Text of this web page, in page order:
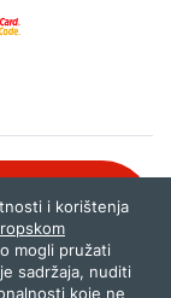
i korištenja
mogli pružati
sadržaja, nuditi
koje ne